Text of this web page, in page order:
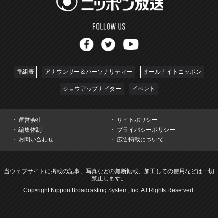
番組表 アナウンサー＆パーソナリティー オールナイトニッポン
ショウアップナイター イベント
運営会社
サイトポリシー
編集体制
プライバシーポリシー
お問い合わせ
広告掲載について
当ウェブサイトに掲載の記事、写真などの無断転載、加工しての使用などは一切
禁止します。
Copyright Nippon Broadcasting System, Inc. All Rights Reserved.